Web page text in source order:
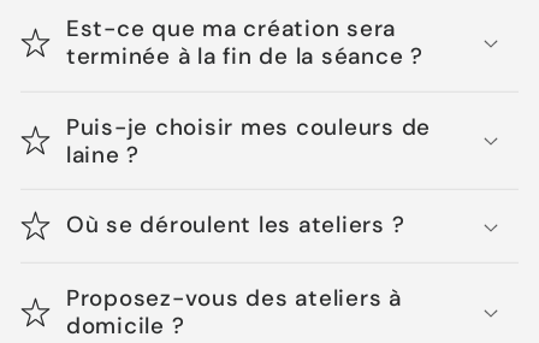
Est-ce que ma création sera
terminée à la fin de la séance ?
Puis-je choisir mes couleurs de
laine ?
Où se déroulent les ateliers ?
Proposez-vous des ateliers à
domicile ?